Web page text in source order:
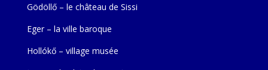
Gödöllő – le château de Sissi
Eger – la ville baroque
Hollókő – village musée